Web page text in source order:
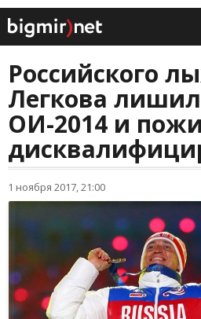
Российского
Легкова
ОИ-2014 и
1 ноября 2017, 21:00